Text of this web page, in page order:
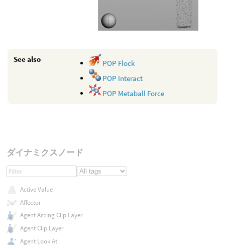
See also
POP Flock
POP Interact
POP Metaball Force
ダイナミクスノード
Active Value
Affector
Agent Arcing Clip Layer
Agent Clip Layer
Agent Look At